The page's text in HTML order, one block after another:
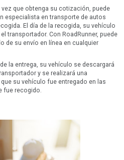
vez que obtenga su cotización, puede
especialista en transporte de autos
El día de la recogida, su vehículo
transportador. Con RoadRunner, puede
de su envío en línea en cualquier
de la entrega, su vehículo se descargará
y se realizará una
su vehículo fue entregado en las
fue recogido.